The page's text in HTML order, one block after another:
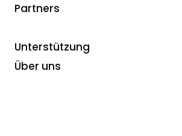
Partners
Unterstützung
Über uns
Zahlungsarten